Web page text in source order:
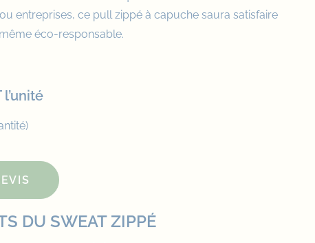
entreprises, ce pull zippé à capuche saura satisfaire
éco-responsable.
DU SWEAT ZIPPÉ